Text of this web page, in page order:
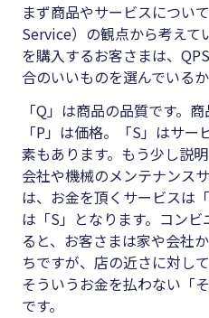
まず商品やサービスについ
Service）の観点から考えて
を購入するお客さまは、
合のいいものを選んでいるか
「Q」は商品の品質です。
「P」は価格。「S」はサ
素もあります。もう少し説
会社や機械のメンテナンス
は、お金を頂くサービスは
は「S」となります。コン
ると、お客さまは家や会社
ちですが、店の近さに対し
そういうお金を払わない「
です。